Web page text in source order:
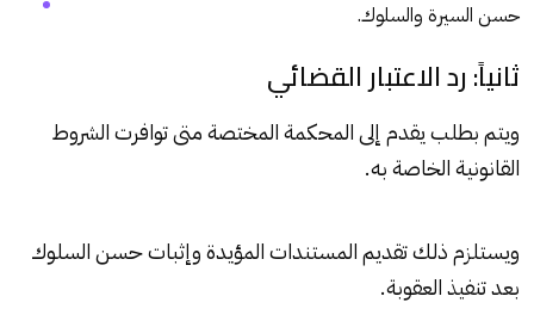
حسن السيرة والسلوك.
ثانياً: رد الاعتبار القضائي
ويتم بطلب يقدم إلى المحكمة المختصة متى توافرت الشروط
القانونية الخاصة به.
ويستلزم ذلك تقديم المستندات المؤيدة وإثبات حسن السلوك
بعد تنفيذ العقوبة.